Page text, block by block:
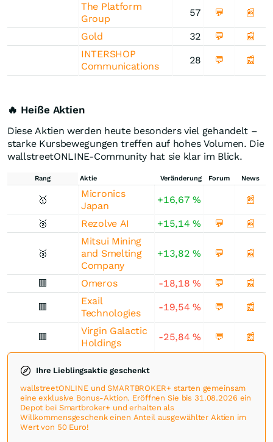
The Platform
Group
57 💬 📰
Gold 32 💬
📰
INTERSHOP
Communications
28 💬 📰
🔥 Heiße Aktien
Diese Aktien werden heute besonders viel gehandelt –
starke Kursbewegungen treffen auf hohes Volumen. Die
wallstreetONLINE-Community hat sie klar im Blick.
Rang Aktie Veränderung Forum News
🥇
Micronics
Japan
+16,67% 📰
🥈 Rezolve AI +15,14% 💬 📰
🥉
Mitsui Mining
and Smelting
Company
+13,82% 💬 📰
🟥 Omeros -18,18% 💬 📰
🟥
Exail
Technologies
-19,54% 💬 📰
🟥
Virgin Galactic
Holdings
-25,84% 💬 📰
Ihre Lieblingsaktie geschenkt
wallstreetONLINE und SMARTBROKER+ starten gemeinsam
eine exklusive Bonus-Aktion. Eröffnen Sie bis 31.08.2026 ein
Depot bei Smartbroker+ und erhalten als
Willkommensgeschenk einen Anteil ausgewählter Aktien im
Wert von 50 Euro!